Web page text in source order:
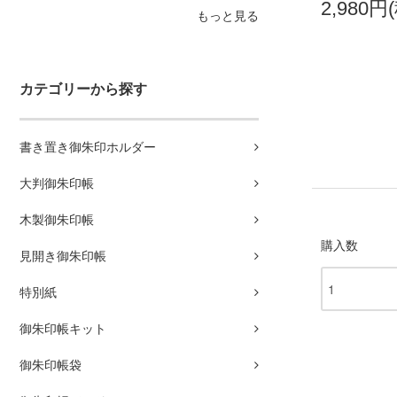
もっと見る
カテゴリーから探す
書き置き御朱印ホルダー
大判御朱印帳
木製御朱印帳
見開き御朱印帳
特別紙
御朱印帳キット
御朱印帳袋
2,980円
購入数